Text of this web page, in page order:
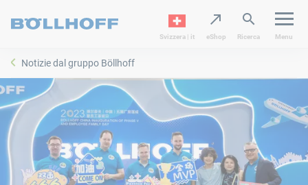
Svizzera | it eShop Ricerca Menu
Notizie dal gruppo Böllhoff